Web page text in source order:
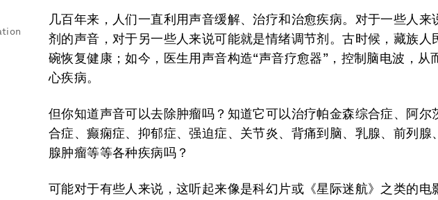
几百年来，人们一直利用声音缓解、治疗和治愈疾病。对于一些人来
剂的声音，对于另一些人来说可能就是情绪调节剂。古时候，藏族人
碗恢复健康；如今，医生用声音构造“声音疗愈器”，控制脑电波，从
心疾病。
但你知道声音可以去除肿瘤吗？知道它可以治疗帕金森综合症、阿尔
合症、癫痫症、抑郁症、强迫症、关节炎、背痛到脑、乳腺、前列腺
腺肿瘤等等各种疾病吗？
可能对于有些人来说，这听起来像是科幻片或《星际迷航》之类的电